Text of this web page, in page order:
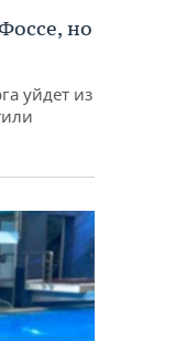
но
уйдет из